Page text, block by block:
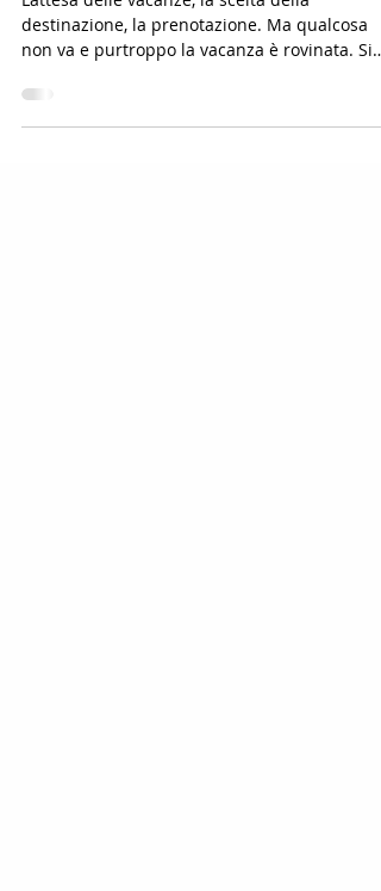
risarcimento del danno
L’attesa delle vacanze, la scelta della
destinazione, la prenotazione. Ma qualcosa
tratta di...